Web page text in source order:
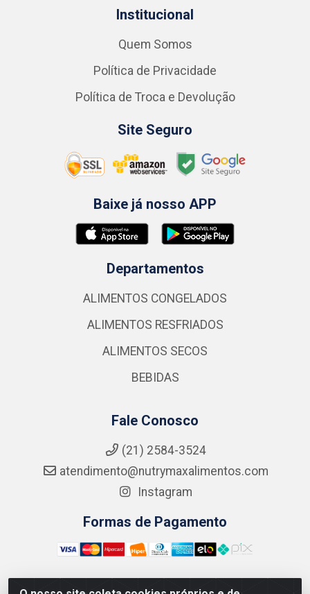
Institucional
Quem Somos
Política de Privacidade
Política de Troca e Devolução
Site Seguro
Baixe já nosso APP
Departamentos
ALIMENTOS CONGELADOS
ALIMENTOS RESFRIADOS
ALIMENTOS SECOS
BEBIDAS
Fale Conosco
(21) 2584-3524
atendimento@nutrymaxalimentos.com
Instagram
Formas de Pagamento